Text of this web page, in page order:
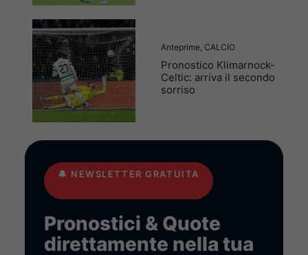
Anteprime, CALCIO
Pronostico Klimarnock-
Celtic: arriva il secondo
sorriso
🔔 NEWSLETTER GRATUITA
Pronostici & Quote
direttamente nella tua